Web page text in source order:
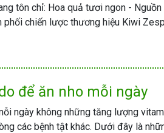
tôn chỉ: Hoa quả tươi ngon -
phối chiến lược thương hiệu Kiwi
để ăn nho mỗi ngày
ngày không những tăng lượng
các bệnh tật khác. Dưới đây là